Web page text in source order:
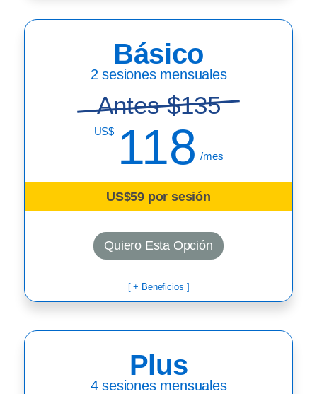
Básico
2 sesiones mensuales
Antes $135
US$ 118 /mes
US$59 por sesión
Quiero Esta Opción
[ + Beneficios ]
Plus
4 sesiones mensuales